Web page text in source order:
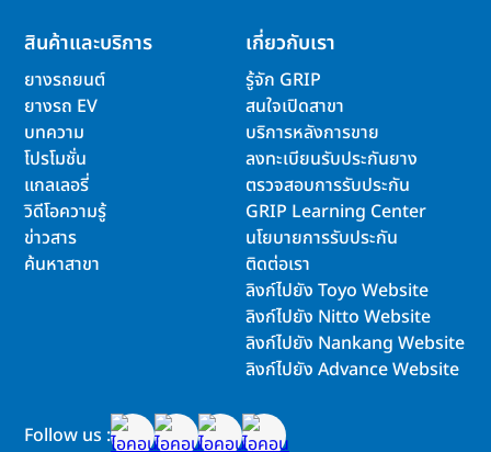
สินค้าและบริการ
ยางรถยนต์
ยางรถ EV
บทความ
โปรโมชั่น
แกลเลอรี่
วิดีโอความรู้
ข่าวสาร
ค้นหาสาขา
เกี่ยวกับเรา
รู้จัก GRIP
สนใจเปิดสาขา
บริการหลังการขาย
ลงทะเบียนรับประกันยาง
ตรวจสอบการรับประกัน
GRIP Learning Center
นโยบายการรับประกัน
ติดต่อเรา
ลิงก์ไปยัง Toyo Website
ลิงก์ไปยัง Nitto Website
ลิงก์ไปยัง Nankang Website
ลิงก์ไปยัง Advance Website
Follow us :